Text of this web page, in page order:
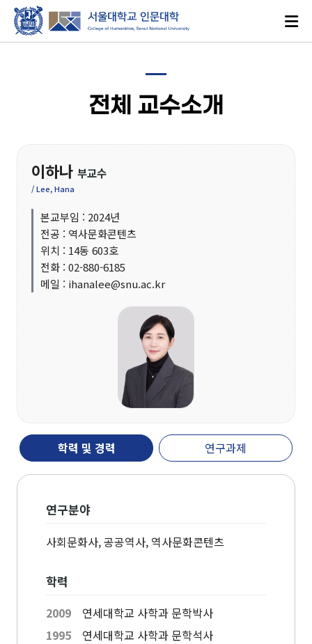
전체 교수소개
이하나 부교수
/ Lee, Hana
본교부임 : 2024년
전공 : 역사문화콘텐츠
위치 : 14동 603호
전화 : 02-880-6185
메일 : ihanalee@snu.ac.kr
학력 및 경력 연구과제
연구분야
사회문화사, 공공역사, 역사문화콘텐츠
학력
2009
연세대학교 사학과 문학박사
1995
연세대학교 사학과 문학석사
로그인
대학소개
인문학이란?
인문대학 발자취
조직도
교육과정
학과(부)
중어중문학과
영어영문학과
역사학부(한국사학
전공)